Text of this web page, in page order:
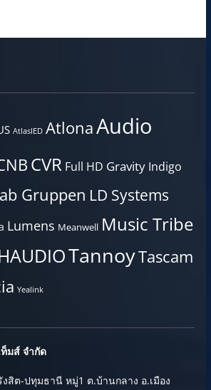
AtlasIED AtlonaAudio
CVR Full HD Gravity Indigo
Gruppen LD Systems
Lumens Meanwell Music Tribe
TannoyTascam
Yealink
มส์ จำกัด
สิต-ปทุมธานี หมู่1 ต.บ้านกลาง อ.เมือง